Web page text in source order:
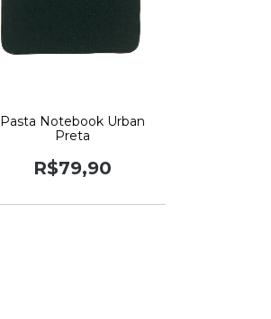
Pasta Notebook Urban
Preta
R$79,90